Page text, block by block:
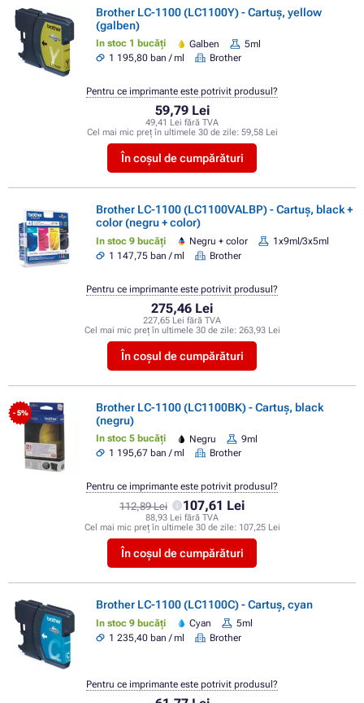
Brother LC-1100 (LC1100Y) - Cartuș, yellow
(galben)
In stoc 1 bucăți Galben
5ml
1 195,80 ban / ml
Brother
59,79 Lei
49,41 Lei fără TVA
Cel mai mic preț în ultimele 30 de zile: 59,58 Lei
În coșul de cumpărături
Pentru ce imprimante este potrivit produsul?
Brother LC-1100 (LC1100VALBP) - Cartuș, black +
color (negru + color)
In stoc 9 bucăți Negru + color
1x9ml/3x5ml
1 147,75 ban / ml
Brother
275,46 Lei
227,65 Lei fără TVA
Cel mai mic preț în ultimele 30 de zile: 263,93 Lei
În coșul de cumpărături
Pentru ce imprimante este potrivit produsul?
- 5%
Brother LC-1100 (LC1100BK) - Cartuș, black
(negru)
In stoc 5 bucăți Negru
9ml
1 195,67 ban / ml
Brother
112,89 Lei 107,61 Lei
88,93 Lei fără TVA
Cel mai mic preț în ultimele 30 de zile: 107,25 Lei
În coșul de cumpărături
Pentru ce imprimante este potrivit produsul?
Brother LC-1100 (LC1100C) - Cartuș, cyan
In stoc 9 bucăți Cyan
5ml
1 235,40 ban / ml
Brother
Pentru ce imprimante este potrivit produsul?